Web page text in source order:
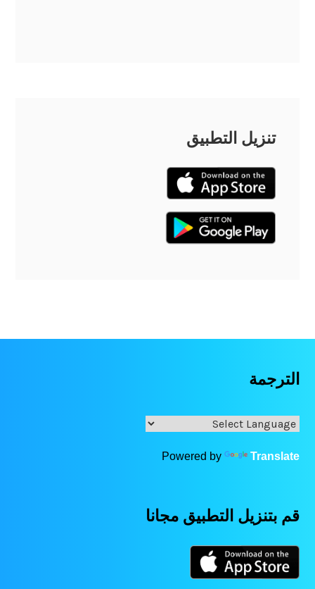
تنزيل التطبيق
الترجمة
Powered by Translate
قم بتنزيل التطبيق مجانا